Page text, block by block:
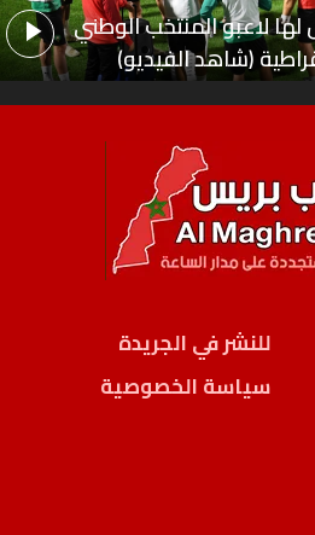
لاعبو المنتخب الوطني
(شاهد الفيديو)
للنشر في الجريدة
سياسة الخصوصية